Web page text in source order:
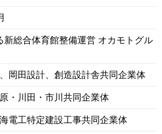
新総合体育館整備運営 オカモトグル
岡田設計、創造設計舎共同企業体
・川田・市川共同企業体
電工特定建設工事共同企業体